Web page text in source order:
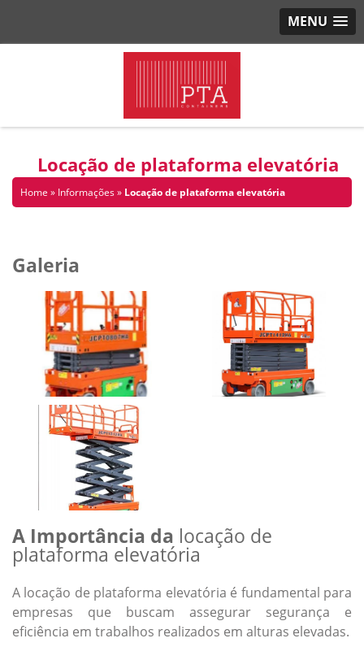
MENU
Locação de plataforma elevatória
Home » Informações» Locação de plataforma elevatória
Galeria
A Importância da locação de
plataforma elevatória
A locação de plataforma elevatória é fundamental para
empresas que buscam assegurar segurança e
eficiência em trabalhos realizados em alturas elevadas.